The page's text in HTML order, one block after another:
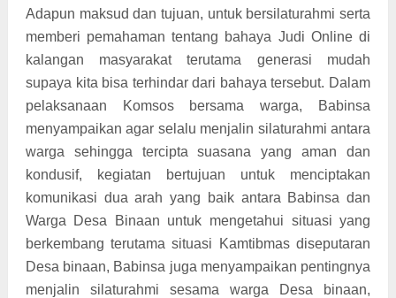
Adapun maksud dan tujuan, untuk bersilaturahmi serta
memberi pemahaman tentang bahaya Judi Online di
kalangan masyarakat terutama generasi mudah
supaya kita bisa terhindar dari bahaya tersebut. Dalam
pelaksanaan Komsos bersama warga, Babinsa
menyampaikan agar selalu menjalin silaturahmi antara
warga sehingga tercipta suasana yang aman dan
kondusif, kegiatan bertujuan untuk menciptakan
komunikasi dua arah yang baik antara Babinsa dan
Warga Desa Binaan untuk mengetahui situasi yang
berkembang terutama situasi Kamtibmas diseputaran
Desa binaan, Babinsa juga menyampaikan pentingnya
menjalin silaturahmi sesama warga Desa binaan,